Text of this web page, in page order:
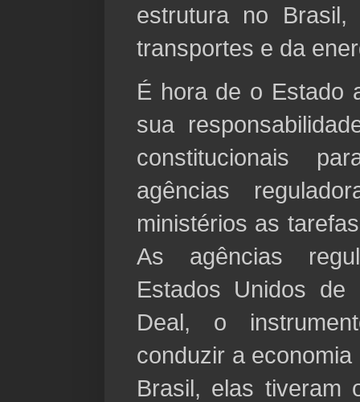
estrutura no
transportes e da
É hora de o Estado
sua
constitucionais
agências
ministérios as
As agências
Estados Unidos
Deal, o
conduzir a
Brasil, elas tiveram